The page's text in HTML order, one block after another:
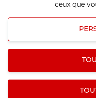
ceux que